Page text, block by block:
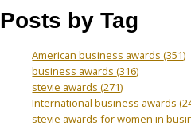
Posts by Tag
American business awards(351)
business awards(316)
stevie awards(271)
International business awards
stevie awards for women in